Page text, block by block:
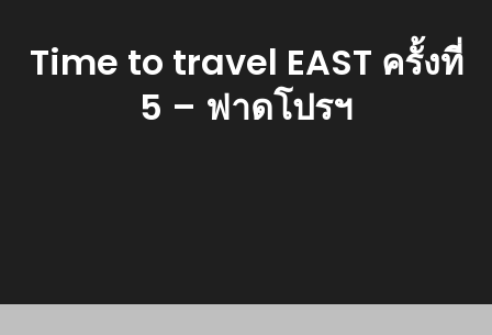
Time to travel EAST ครั้งที่
5 – ฟาดโปรฯ